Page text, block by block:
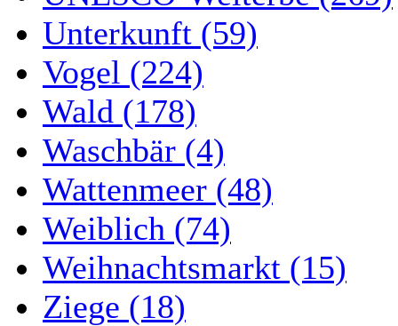
Unterkunft (59)
Vogel (224)
Wald (178)
Waschbär (4)
Wattenmeer (48)
Weiblich (74)
Weihnachtsmarkt (15)
Ziege (18)